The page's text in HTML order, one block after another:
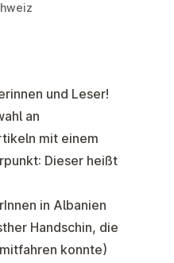
und Leser!
an
mit einem
Dieser heißt
in Albanien
Handschin, die
konnte)